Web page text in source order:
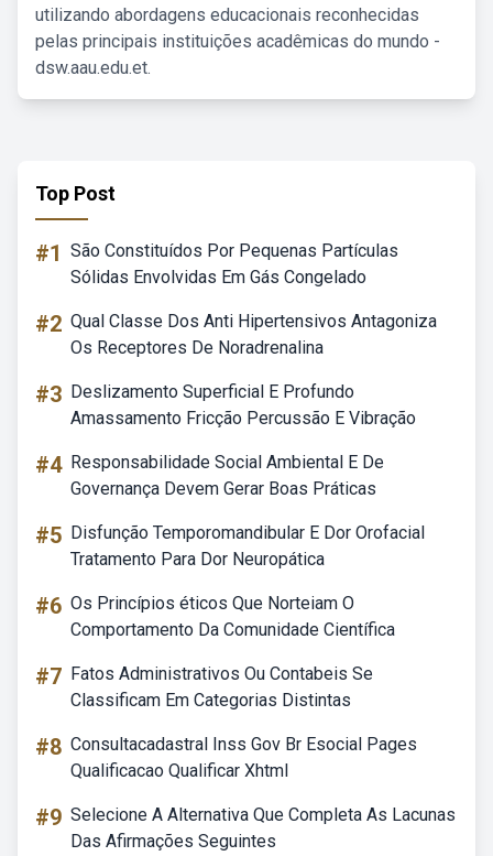
utilizando abordagens educacionais reconhecidas
pelas principais instituições acadêmicas do mundo -
dsw.aau.edu.et.
Top Post
#1 São Constituídos Por Pequenas Partículas
Sólidas Envolvidas Em Gás Congelado
#2 Qual Classe Dos Anti Hipertensivos Antagoniza
Os Receptores De Noradrenalina
#3 Deslizamento Superficial E Profundo
Amassamento Fricção Percussão E Vibração
#4 Responsabilidade Social Ambiental E De
Governança Devem Gerar Boas Práticas
#5 Disfunção Temporomandibular E Dor Orofacial
Tratamento Para Dor Neuropática
#6 Os Princípios éticos Que Norteiam O
Comportamento Da Comunidade Científica
#7 Fatos Administrativos Ou Contabeis Se
Classificam Em Categorias Distintas
#8 Consultacadastral Inss Gov Br Esocial Pages
Qualificacao Qualificar Xhtml
#9 Selecione A Alternativa Que Completa As Lacunas
Das Afirmações Seguintes